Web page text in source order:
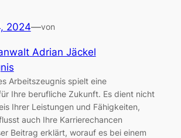
2024—von
Adrian Jäckel
Arbeitszeugnis spielt eine
Ihre berufliche Zukunft. Es dient nicht
Ihrer Leistungen und Fähigkeiten,
auch Ihre Karrierechancen
Beitrag erklärt, worauf es bei einem